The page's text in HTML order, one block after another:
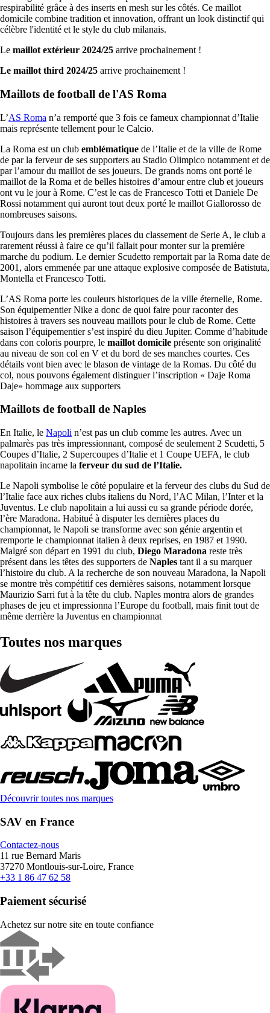
respirabilité grâce à des inserts en mesh sur les côtés. Ce maillot
domicile combine tradition et innovation, offrant un look distinctif qui
célèbre l'identité et le style du club milanais.
Le maillot extérieur 2024/25 arrive prochainement !
Le maillot third 2024/25 arrive prochainement !
Maillots de football de l'AS Roma
L’AS Roma n’a remporté que 3 fois ce fameux championnat d’Italie
mais représente tellement pour le Calcio.
La Roma est un club emblématique de l’Italie et de la ville de Rome
de par la ferveur de ses supporters au Stadio Olimpico notamment et de
par l’amour du maillot de ses joueurs. De grands noms ont porté le
maillot de la Roma et de belles histoires d’amour entre club et joueurs
ont vu le jour à Rome. C’est le cas de Francesco Totti et Daniele De
Rossi notamment qui auront tout deux porté le maillot Giallorosso de
nombreuses saisons.
Toujours dans les premières places du classement de Serie A, le club a
rarement réussi à faire ce qu’il fallait pour monter sur la première
marche du podium. Le dernier Scudetto remportait par la Roma date de
2001, alors emmenée par une attaque explosive composée de Batistuta,
Montella et Francesco Totti.
L’AS Roma porte les couleurs historiques de la ville éternelle, Rome.
Son équipementier Nike a donc de quoi faire pour raconter des
histoires à travers ses nouveau maillots pour le club de Rome. Cette
saison l’équipementier s’est inspiré du dieu Jupiter. Comme d’habitude
dans con coloris pourpre, le maillot domicile présente son originalité
au niveau de son col en V et du bord de ses manches courtes. Ces
détails vont bien avec le blason de vintage de la Romas. Du côté du
col, nous pouvons également distinguer l’inscription « Daje Roma
Daje» hommage aux supporters
Maillots de football de Naples
En Italie, le Napoli n’est pas un club comme les autres. Avec un
palmarès pas très impressionnant, composé de seulement 2 Scudetti, 5
Coupes d’Italie, 2 Supercoupes d’Italie et 1 Coupe UEFA, le club
napolitain incarne la ferveur du sud de l’Italie.
Le Napoli symbolise le côté populaire et la ferveur des clubs du Sud de
l’Italie face aux riches clubs italiens du Nord, l’AC Milan, l’Inter et la
Juventus. Le club napolitain a lui aussi eu sa grande période dorée,
l’ère Maradona. Habitué à disputer les dernières places du
championnat, le Napoli se transforme avec son génie argentin et
remporte le championnat italien à deux reprises, en 1987 et 1990.
Malgré son départ en 1991 du club, Diego Maradona reste très
présent dans les têtes des supporters de Naples tant il a su marquer
l’histoire du club. A la recherche de son nouveau Maradona, la Napoli
se montre très compétitif ces dernières saisons, notamment lorsque
Maurizio Sarri fut à la tête du club. Naples montra alors de grandes
phases de jeu et impressionna l’Europe du football, mais finit tout de
même derrière la Juventus en championnat
Toutes nos marques
Découvrir toutes nos marques
SAV en France
Contactez-nous
11 rue Bernard Maris
37270 Montlouis-sur-Loire, France
+33 1 86 47 62 58
Paiement sécurisé
Achetez sur notre site en toute confiance